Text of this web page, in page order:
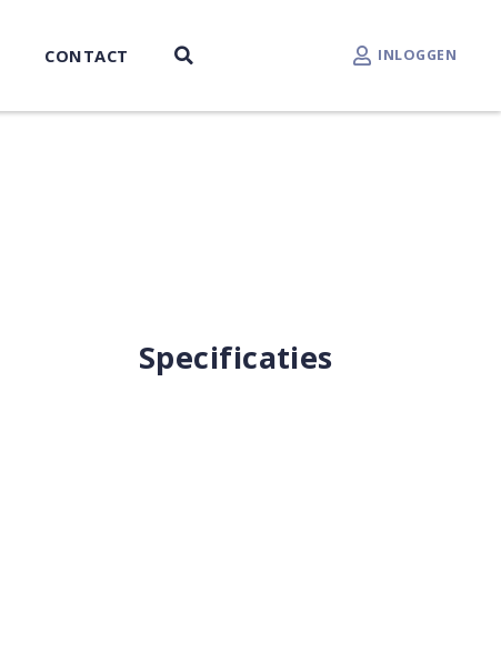
INLOGGEN
CONTACT
Specificaties